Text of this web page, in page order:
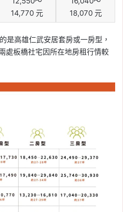
14,770 元
18,070 元
是高雄仁武安居套房或一房型，
處板橋社宅因所在地房租行情較